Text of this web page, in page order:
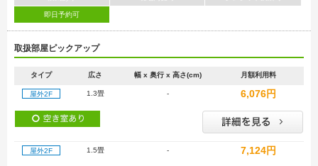
即日予約可
取扱部屋ピックアップ
タイプ 広さ 幅 x 奥行 x 高さ(cm) 月額利用料
屋外2F 1.3畳 - 6,076円
屋外2F 1.5畳 - 7,124円